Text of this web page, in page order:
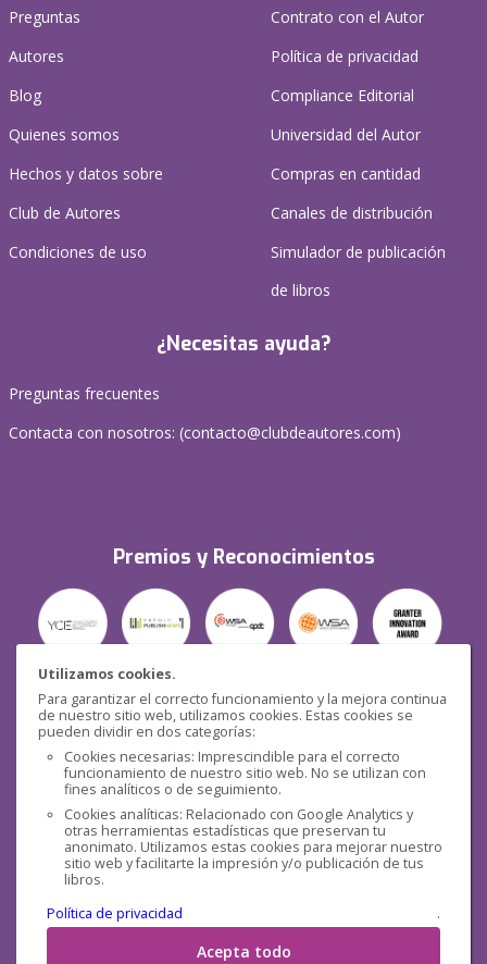
Utilizamos cookies.
Para garantizar el correcto funcionamiento y la mejora continua
de nuestro sitio web, utilizamos cookies. Estas cookies se
pueden dividir en dos categorías:
Cookies necesarias: Imprescindible para el correcto
funcionamiento de nuestro sitio web. No se utilizan con
fines analíticos o de seguimiento.
Cookies analíticas: Relacionado con Google Analytics y
otras herramientas estadísticas que preservan tu
anonimato. Utilizamos estas cookies para mejorar nuestro
sitio web y facilitarte la impresión y/o publicación de tus
libros.
Política de privacidad
.
Acepta todo
Preguntas
Autores
Blog
Quienes somos
Hechos y datos sobre
Club de Autores
Condiciones de uso
Contrato con el Autor
Política de privacidad
Compliance Editorial
Universidad del Autor
Compras en cantidad
Canales de distribución
Simulador de publicación
de libros
¿Necesitas ayuda?
Preguntas frecuentes
Contacta con nosotros: (contacto@clubdeautores.com)
Premios y Reconocimientos
Seguridad
Redes sociales